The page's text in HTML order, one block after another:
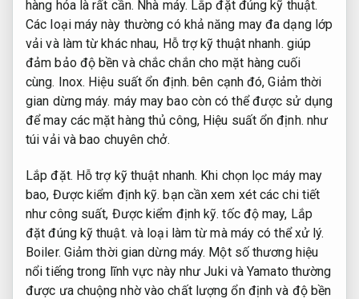
hàng hóa là rất cần. Nhà máy. Lắp đặt đúng kỹ thuật.
Các loại máy này thường có khả năng may đa dạng lớp
vải và làm từ khác nhau, Hỗ trợ kỹ thuật nhanh. giúp
đảm bảo độ bền và chắc chắn cho mặt hàng cuối
cùng. Inox. Hiệu suất ổn định. bên cạnh đó,Giảm thời
gian dừng máy. máy may bao còn có thể được sử dụng
để may các mặt hàng thủ công, Hiệu suất ổn định. như
túi vải và bao chuyên chở.
Lắp đặt. Hỗ trợ kỹ thuật nhanh. Khi chọn lọc máy may
bao, Được kiểm định kỹ. bạn cần xem xét các chi tiết
như công suất, Được kiểm định kỹ. tốc độ may, Lắp
đặt đúng kỹ thuật. và loại làm từ mà máy có thể xử lý.
Boiler. Giảm thời gian dừng máy. Một số thương hiệu
nổi tiếng trong lĩnh vực này như Juki và Yamato thường
được ưa chuộng nhờ vào chất lượng ổn định và độ bền